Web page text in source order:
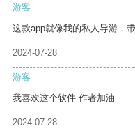
游客
这款app就像我的私人导游，
2024-07-28
游客
我喜欢这个软件 作者加油
2024-07-28